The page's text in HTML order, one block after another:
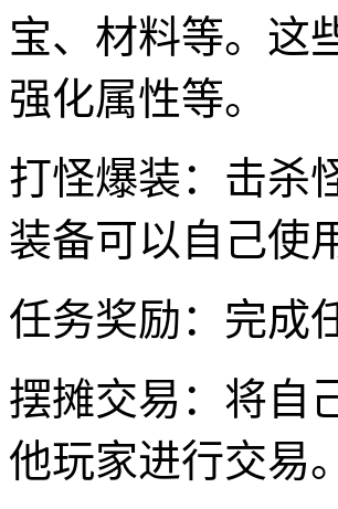
宝、材料等。这
强化属性等。
打怪爆装：击杀
装备可以自己使
任务奖励：完成
摆摊交易：将自
他玩家进行交易。